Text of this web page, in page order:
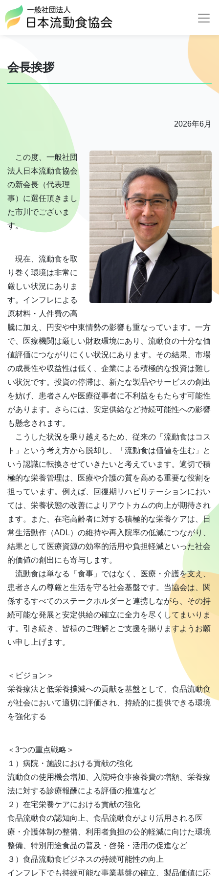
会長挨拶
2026年6月
この度、一般社団
法人日本流動食協会
の新会長（代表理
事）に選任頂きまし
た市川でございま
す。
現在、流動食を取
り巻く環境は非常に
厳しい状況にありま
す。インフレによる
原材料・人件費の高
騰に加え、円安や中東情勢の影響も重なっています。一方
で、医療機関は厳しい財政環境にあり、流動食の十分な価
値評価につながりにくい状況にあります。その結果、市場
の成長性や収益性は低く、企業による積極的な投資は難し
い状況です。投資の停滞は、新たな製品やサービスの創出
を妨げ、患者さんや医療従事者に不利益をもたらす可能性
があります。さらには、安定供給など持続可能性への影響
も懸念されます。
こうした状況を乗り越えるため、従来の「流動食はコス
ト」という考え方から脱却し、「流動食は価値を生む」と
いう認識に転換させていきたいと考えています。適切で積
極的な栄養管理は、医療や介護の質を高める重要な役割を
担っています。例えば、回復期リハビリテーションにおい
ては、栄養状態の改善によりアウトカムの向上が期待され
ます。また、在宅高齢者に対する積極的な栄養ケアは、日
常生活動作（ADL）の維持や再入院率の低減につながり、
結果として医療資源の効率的活用や負担軽減といった社会
的価値の創出にも寄与します。
流動食は単なる「食事」ではなく、医療・介護を支え、
患者さんの尊厳と生活を守る社会基盤です。当協会は、関
係するすべてのステークホルダーと連携しながら、その持
続可能な発展と安定供給の確立に全力を尽くしてまいりま
す。引き続き、皆様のご理解とご支援を賜りますようお願
い申し上げます。
＜ビジョン＞
栄養療法と低栄養撲滅への貢献を基盤として、食品流動食
が社会において適切に評価され、持続的に提供できる環境
を強化する
＜3つの重点戦略＞
１）病院・施設における貢献の強化
流動食の使用機会増加、入院時食事療養費の増額、栄養療
法に対する診療報酬による評価の推進など
２）在宅栄養ケアにおける貢献の強化
食品流動食の認知向上、食品流動食がより活用される医
療・介護体制の整備、利用者負担の公的軽減に向けた環境
整備、特別用途食品の普及・啓発・活用の促進など
３）食品流動食ビジネスの持続可能性の向上
インフレ下でも持続可能な事業基盤の確立、製品価値に応